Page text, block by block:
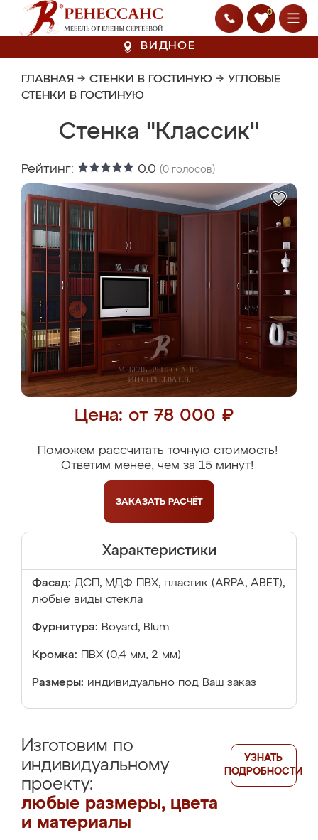
0
ВИДНОЕ
ГЛАВНАЯ → СТЕНКИ В ГОСТИНУЮ → УГЛОВЫЕ
СТЕНКИ В ГОСТИНУЮ
Стенка "Классик"
Рейтинг: 0.0 (0 голосов)
Цена: от 78 000 ₽
Поможем рассчитать точную стоимость!
Ответим менее, чем за 15 минут!
ЗАКАЗАТЬ РАСЧЁТ
Характеристики
Фасад: ДСП, МДФ ПВХ, пластик (ARPA, ABET),
любые виды стекла
Фурнитура: Boyard, Blum
Кромка: ПВХ (0,4 мм, 2 мм)
Размеры: индивидуально под Ваш заказ
Изготовим по
индивидуальному
проекту:
любые размеры, цвета
и материалы
УЗНАТЬ
ПОДРОБНОСТИ